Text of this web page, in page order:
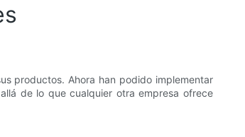
العربية
productos. Ahora han podido implementar
de lo que cualquier otra empresa ofrece